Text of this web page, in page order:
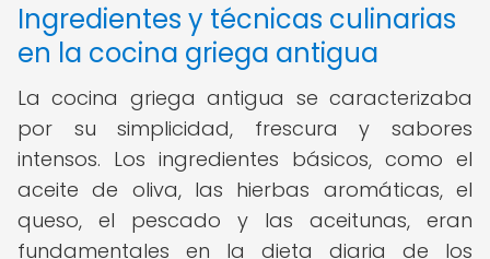
Ingredientes y técnicas culinarias
en la cocina griega antigua
La cocina griega antigua se caracterizaba
por su simplicidad, frescura y sabores
intensos. Los ingredientes básicos, como el
aceite de oliva, las hierbas aromáticas, el
queso, el pescado y las aceitunas, eran
fundamentales en la dieta diaria de los